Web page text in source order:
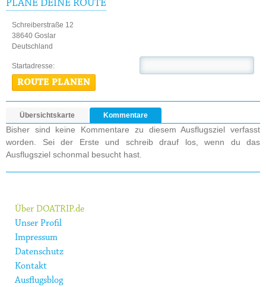
PLANE DEINE ROUTE
Schreiberstraße 12
38640 Goslar
Deutschland
Startadresse:
ROUTE PLANEN
Übersichtskarte Kommentare
Bisher sind keine Kommentare zu diesem Ausflugsziel verfasst
worden. Sei der Erste und schreib drauf los, wenn du das
Ausflugsziel schonmal besucht hast.
Über DOATRIP.de
Unser Profil
Impressum
Datenschutz
Kontakt
Ausflugsblog